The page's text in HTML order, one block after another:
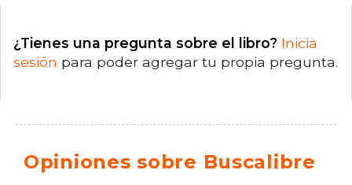
¿Tienes una pregunta sobre el libro? Inicia
sesión para poder agregar tu propia pregunta.
Opiniones sobre Buscalibre